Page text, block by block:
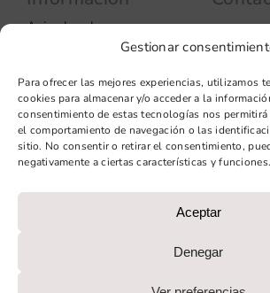
Gestionar
Para ofrecer las mejores experiencias, utilizamos
cookies para almacenar y/o acceder a la
consentimiento de estas tecnologías nos permitirá
el comportamiento de navegación o las
sitio. No consentir o retirar el consentimiento,
negativamente a ciertas características y funciones.
Aceptar
Denegar
Aviso legal
Política de privacidad
cookies
Condiciones de venta
Condiciones generales de
contratación
Diseño web: qualitystudio
08037 –
+34
NEXT GENERATION (EU) DEL MECANISMO
RECUPERACIÓN Y RESILIENCIA